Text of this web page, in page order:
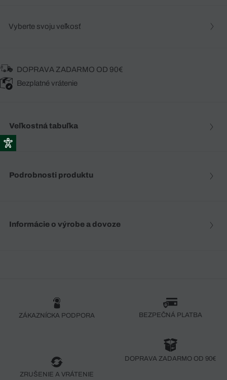
Vyberte svoju veľkosť
DOPRAVA ZADARMO OD 90€
Bezplatné vrátenie
Veľkostná tabuľka
Podrobnosti produktu
Informácie o výrobe a dovoze
ZÁKAZNÍCKA PODPORA BEZPEČNÁ PLATBA
ZRUŠENIE A VRÁTENIE
DOPRAVA ZADARMO OD 90€